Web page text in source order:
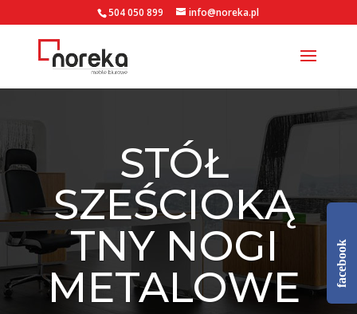
facebook
504 050 899 info@noreka.pl
STÓŁ
SZEŚCIOKĄ
TNY NOGI
METALOWE